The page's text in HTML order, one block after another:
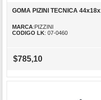
GOMA PIZINI TECNICA
MARCA:PIZZINI
CODIGO LK: 07-0460
$785,10